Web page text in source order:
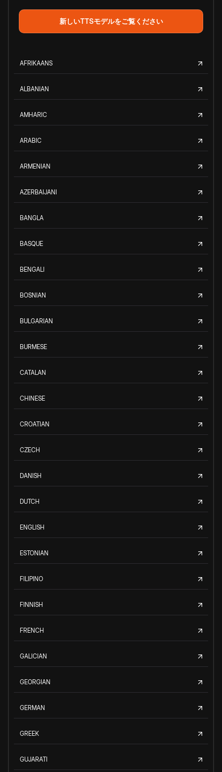
新しいTTSモデルをご覧ください
AFRIKAANS
ALBANIAN
AMHARIC
ARABIC
ARMENIAN
AZERBAIJANI
BANGLA
BASQUE
BENGALI
BOSNIAN
BULGARIAN
BURMESE
CATALAN
CHINESE
CROATIAN
CZECH
DANISH
DUTCH
ENGLISH
ESTONIAN
FILIPINO
FINNISH
FRENCH
GALICIAN
GEORGIAN
GERMAN
GREEK
GUJARATI